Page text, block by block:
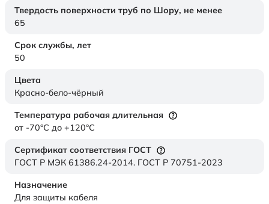
Твердость поверхности труб по Шору, не менее
65
Срок службы, лет
50
Цвета
Красно-бело-чёрный
Температура рабочая длительная
от -70°C до +120°C
Сертификат соответствия ГОСТ
ГОСТ Р МЭК 61386.24-2014. ГОСТ Р 70751-2023
Назначение
Для защиты кабеля